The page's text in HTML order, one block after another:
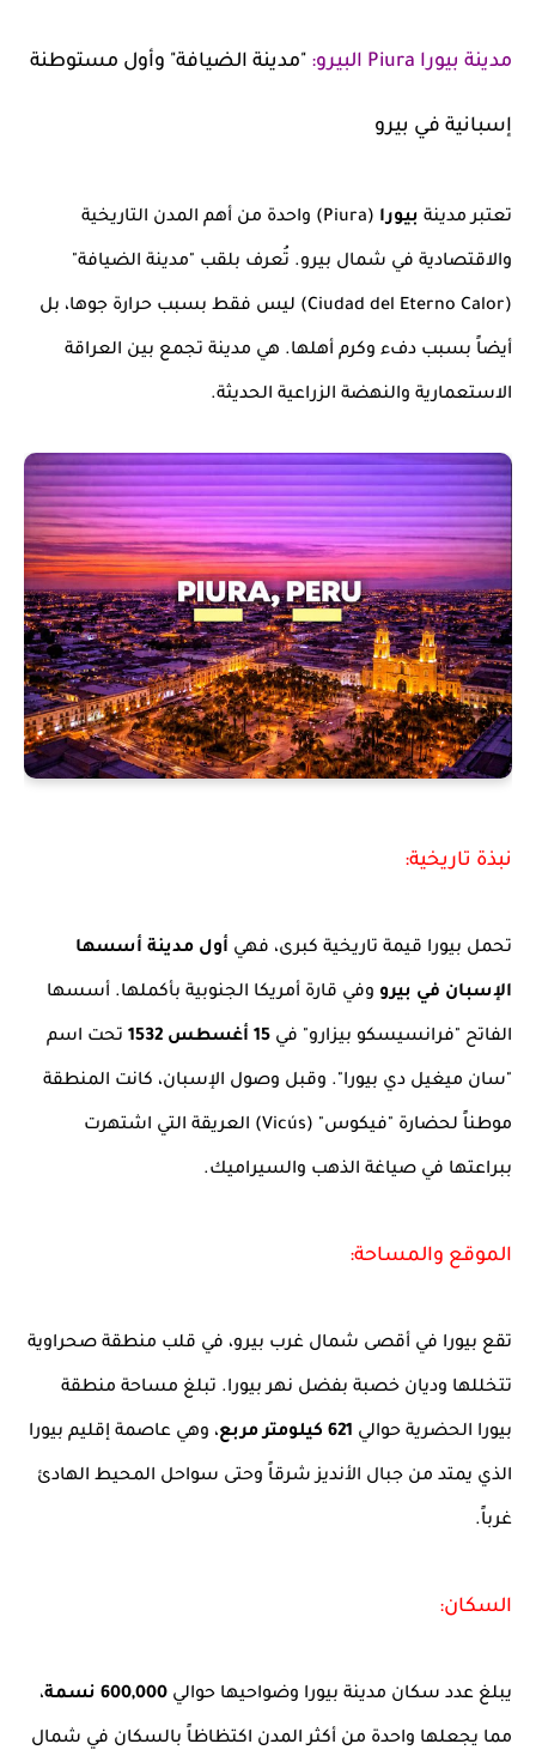
مدينة بيورا Piura البيرو : "مدينة الضيافة" وأول مستوطنة
إسبانية في بيرو
تعتبر مدينة بيورا (Piura) واحدة من أهم المدن التاريخية
والاقتصادية في شمال بيرو. تُعرف بلقب "مدينة الضيافة"
(Ciudad del Eterno Calor) ليس فقط بسبب حرارة جوها، بل
أيضاً بسبب دفء وكرم أهلها. هي مدينة تجمع بين العراقة
الاستعمارية والنهضة الزراعية الحديثة.
نبذة تاريخية:
تحمل بيورا قيمة تاريخية كبرى، فهي أول مدينة أسسها
الإسبان في بيرو وفي قارة أمريكا الجنوبية بأكملها. أسسها
الفاتح "فرانسيسكو بيزارو" في 15 أغسطس 1532 تحت اسم
"سان ميغيل دي بيورا". وقبل وصول الإسبان، كانت المنطقة
موطناً لحضارة "فيكوس" (Vicús) العريقة التي اشتهرت
ببراعتها في صياغة الذهب والسيراميك.
الموقع والمساحة:
تقع بيورا في أقصى شمال غرب بيرو، في قلب منطقة صحراوية
تتخللها وديان خصبة بفضل نهر بيورا. تبلغ مساحة منطقة
بيورا الحضرية حوالي 621 كيلومتر مربع ، وهي عاصمة إقليم بيورا
الذي يمتد من جبال الأنديز شرقاً وحتى سواحل المحيط الهادئ
غرباً.
السكان:
يبلغ عدد سكان مدينة بيورا وضواحيها حوالي 600,000 نسمة ،
مما يجعلها واحدة من أكثر المدن اكتظاظاً بالسكان في شمال